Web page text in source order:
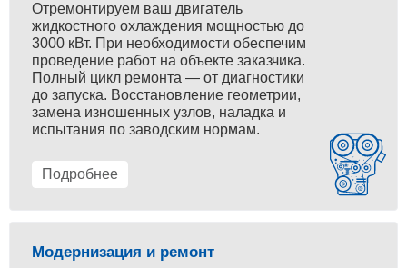
Отремонтируем ваш двигатель
жидкостного охлаждения мощностью до
3000 кВт. При необходимости обеспечим
проведение работ на объекте заказчика.
Полный цикл ремонта — от диагностики
до запуска. Восстановление геометрии,
замена изношенных узлов, наладка и
испытания по заводским нормам.
Подробнее
Модернизация и ремонт